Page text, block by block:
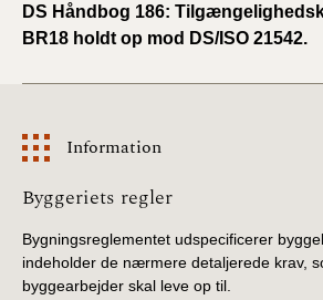
BR18 (29/6 - 31/12
2021)
BR18 (1/7-31/12
BR18 (10/3-30/6
DS Håndbog 186:
BR18 holdt op mod DS/ISO 21542.
Information
Information
Byggeriets regler
Bygningsreglementet udspecificerer
indeholder de nærmere detaljerede krav,
byggearbejder skal leve op til.